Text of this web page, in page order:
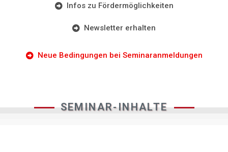
Infos zu Fördermöglichkeiten
Newsletter erhalten
Neue Bedingungen bei Seminaranmeldungen
SEMINAR-INHALTE